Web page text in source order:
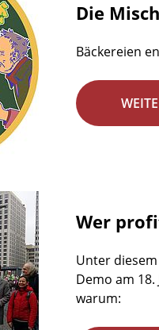
Die
Bäckereien
Wer
Unter
Demo am
warum: